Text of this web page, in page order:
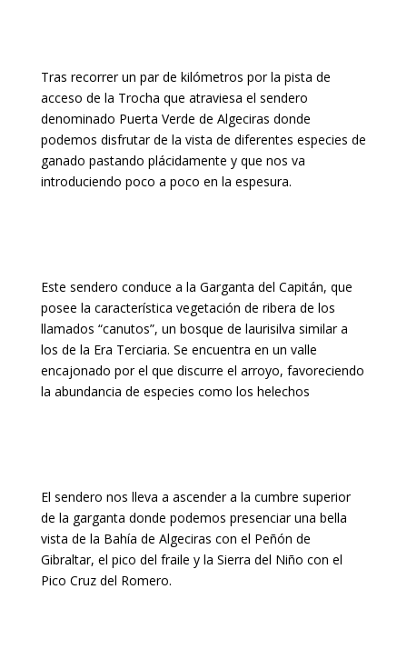
Tras recorrer un par de kilómetros por la pista de
acceso de la Trocha que atraviesa el sendero
denominado Puerta Verde de Algeciras donde
podemos disfrutar de la vista de diferentes especies de
ganado pastando plácidamente y que nos va
introduciendo poco a poco en la espesura.
Este sendero conduce a la Garganta del Capitán, que
posee la característica vegetación de ribera de los
llamados “canutos”, un bosque de laurisilva similar a
los de la Era Terciaria. Se encuentra en un valle
encajonado por el que discurre el arroyo, favoreciendo
la abundancia de especies como los helechos
El sendero nos lleva a ascender a la cumbre superior
de la garganta donde podemos presenciar una bella
vista de la Bahía de Algeciras con el Peñón de
Gibraltar, el pico del fraile y la Sierra del Niño con el
Pico Cruz del Romero.